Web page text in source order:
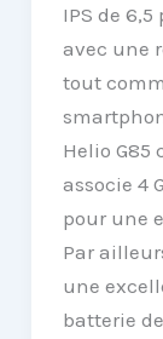
IPS de
avec une
tout
Helio G85
associe 4
pour une
Par
une
batterie